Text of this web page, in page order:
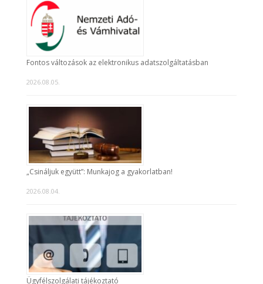
Fontos változások az elektronikus adatszolgáltatásban
2026.08.05.
„Csináljuk együtt”: Munkajog a gyakorlatban!
2026.08.04.
Ügyfélszolgálati tájékoztató